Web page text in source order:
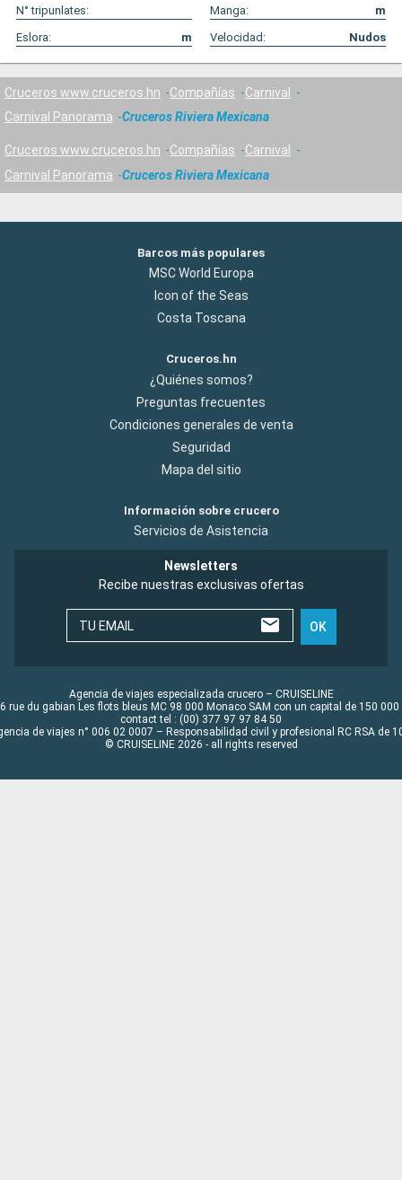
N° tripunlates:
Manga:
m
Eslora:
m Velocidad: Nudos
Cruceros www.cruceros.hn Compañías
Carnival
Carnival Panorama
Cruceros Riviera Mexicana
Cruceros www.cruceros.hn Compañías
Carnival
Carnival Panorama
Cruceros Riviera Mexicana
Barcos más populares
MSC World Europa
Icon of the Seas
Costa Toscana
Cruceros.hn
¿Quiénes somos?
Preguntas frecuentes
Condiciones generales de venta
Seguridad
Mapa del sitio
Información sobre crucero
Servicios de Asistencia
Newsletters
Recibe nuestras exclusivas ofertas
TU EMAIL OK
Agencia de viajes especializada crucero – CRUISELINE
rue du gabian Les flots bleus MC 98 000 Monaco SAM con un capital de 150 000
contact tel : (00) 377 97 97 84 50
de viajes n° 006 02 0007 – Responsabilidad civil y profesional RC RSA de
© CRUISELINE 2026 - all rights reserved